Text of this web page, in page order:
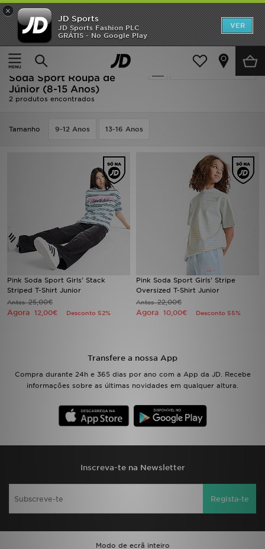
×
JD Sports
JD Sports Fashion PLC
GRÁTIS - No Google Play
VER
Página principal
Criança Roupa de Júnior (8-15 Anos)
Actualizar a pesquisa
Oferta | Criança - Azul Pink
Soda Sport Roupa de
Júnior (8-15 Anos)
2 produtos encontrados
Tamanho 9-12 Anos 13-16 Anos
Pink Soda Sport Girls' Stack
Striped T-Shirt Junior
Antes25,00€
Agora 12,00€ Desconto 52%
Pink Soda Sport Girls' Stripe
Oversized T-Shirt Junior
Antes22,00€
Agora 10,00€ Desconto 55%
Transfere a nossa App
Compra durante 24h e 365 dias por ano com a App da JD. Recebe
informações sobre as últimas novidades em qualquer altura.
Inscreva-te na Newsletter
Regista-te
Modo de ecrã inteiro
INÍCIO
Promoções
NOVIDADES
HOMEM
MULHER
FUTEBOL JD
VER MARCAS
LOCALIZADOR DE LOJAS
MENSAGENS
BLOG
ESTADO DO TEU PEDIDO
FAZ DOWNLOAD DA APP